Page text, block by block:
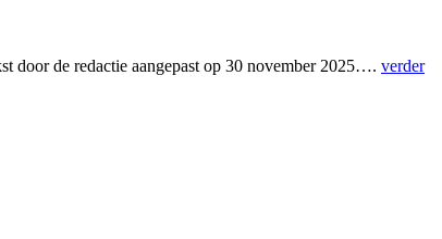
door de redactie aangepast op 30 november 2025…. verder